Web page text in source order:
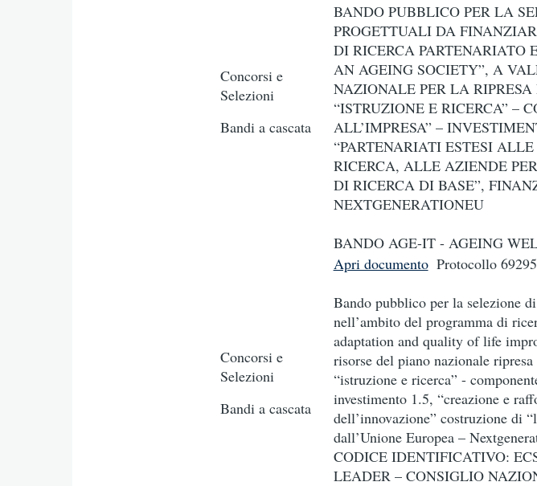
Concorsi e
Selezioni
Bandi a cascata
BANDO PUBBLICO PER LA
PROGETTUALI DA
DI RICERCA PARTENARIATO
AN AGEING SOCIETY”, A
NAZIONALE PER LA
“ISTRUZIONE E RICERCA” –
ALL’IMPRESA” –
“PARTENARIATI ESTESI
RICERCA, ALLE AZIENDE
DI RICERCA DI BASE”,
NEXTGENERATIONEU
BANDO AGE-IT - AGEING
Concorsi e
Selezioni
Bandi a cascata
Apri documento Protocollo 69295
Bando pubblico per la selezione
nell’ambito del programma di
adaptation and quality of life
risorse del piano nazionale
“istruzione e ricerca” -
investimento 1.5, “creazione e
dell’innovazione” costruzione di
dall’Unione Europea –
CODICE IDENTIFICATIVO:
LEADER – CONSIGLIO